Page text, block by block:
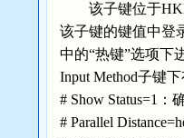
该子键位于
该子键的键值中登
中的“热键”选项下
Input Method子键
# Show Status=1
# Parallel